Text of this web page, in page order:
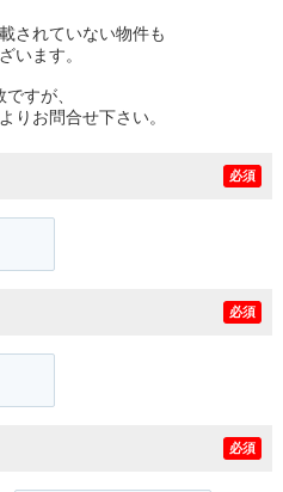
されていない物件も
います。
すが、
りお問合せ下さい。
必須
必須
必須